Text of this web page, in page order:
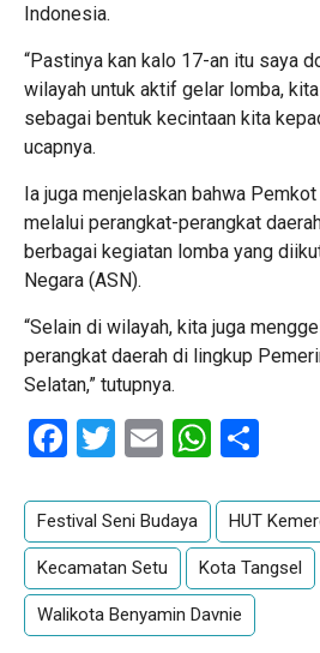
Indonesia.
“Pastinya kan kalo 17-an itu saya
wilayah untuk aktif gelar lomba,
sebagai bentuk kecintaan kita
ucapnya.
Ia juga menjelaskan bahwa
melalui perangkat-perangkat
berbagai kegiatan lomba yang
Negara (ASN).
“Selain di wilayah, kita juga
perangkat daerah di lingkup
Selatan,” tutupnya.
Facebook
Twitter
Email
Festival Seni Budaya HUT
Kecamatan Setu Kota Tangsel
Walikota Benyamin Davnie